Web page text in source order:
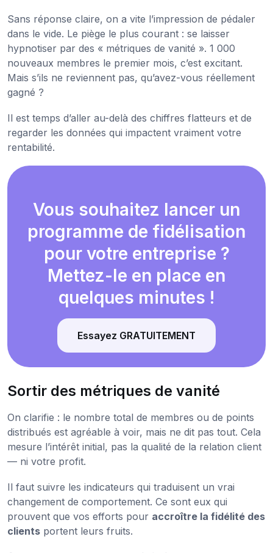
Sans réponse claire, on a vite l’impression de pédaler
dans le vide. Le piège le plus courant : se laisser
hypnotiser par des « métriques de vanité ». 1 000
nouveaux membres le premier mois, c’est excitant.
Mais s’ils ne reviennent pas, qu’avez-vous réellement
gagné ?
Il est temps d’aller au-delà des chiffres flatteurs et de
regarder les données qui impactent vraiment votre
rentabilité.
Vous souhaitez lancer un
programme de fidélisation
pour votre entreprise ?
Mettez-le en place en
quelques minutes !
Essayez GRATUITEMENT
Sortir des métriques de vanité
On clarifie : le nombre total de membres ou de points
distribués est agréable à voir, mais ne dit pas tout. Cela
mesure l’intérêt initial, pas la qualité de la relation client
— ni votre profit.
Il faut suivre les indicateurs qui traduisent un vrai
changement de comportement. Ce sont eux qui
prouvent que vos efforts pour accroître la fidélité des
clients portent leurs fruits.